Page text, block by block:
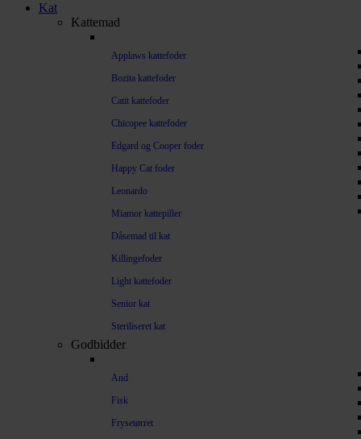
Kat
Kattemad
Applaws kattefoder
Bozita kattefoder
Catit kattefoder
Chicopee kattefoder
Edgard og Cooper foder
Happy Cat foder
Leonardo
Miamor kattepiller
Dåsemad til kat
Killingefoder
Light kattefoder
Senior kat
Steriliseret kat
Godbidder
And
Fisk
Frysetørret